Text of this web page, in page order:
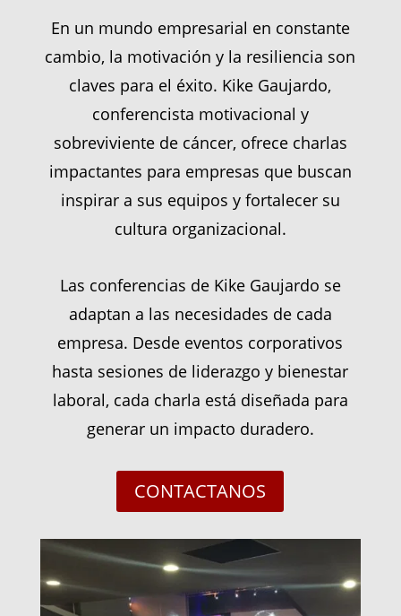
En un mundo empresarial en constante
cambio, la motivación y la resiliencia son
claves para el éxito. Kike Gaujardo,
conferencista motivacional y
sobreviviente de cáncer, ofrece charlas
impactantes para empresas que buscan
inspirar a sus equipos y fortalecer su
cultura organizacional.
Las conferencias de Kike Gaujardo se
adaptan a las necesidades de cada
empresa. Desde eventos corporativos
hasta sesiones de liderazgo y bienestar
laboral, cada charla está diseñada para
generar un impacto duradero.
CONTACTANOS